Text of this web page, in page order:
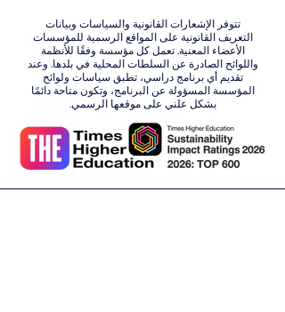
تتوفر الإشعارات القانونية والسياسات وبيانات
التعريف القانونية على المواقع الرسمية للمؤسسات
الأعضاء المعنية. تعمل كل مؤسسة وفقًا للأنظمة
واللوائح الصادرة عن السلطات المحلية في بلدها. وعند
تقديم أي برنامج دراسي، تطبق سياسات ولوائح
المؤسسة المسؤولة عن البرنامج، وتكون متاحة دائمًا
بشكل علني على موقعها الرسمي.